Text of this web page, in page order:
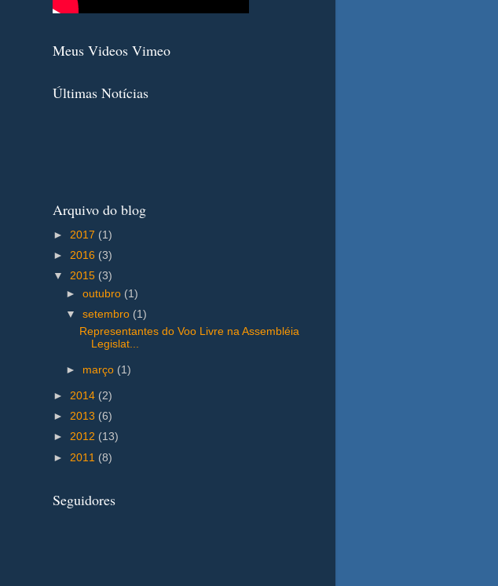
Meus Videos Vimeo
Últimas Notícias
Arquivo do blog
► 2017 (1)
► 2016 (3)
▼ 2015 (3)
►outubro (1)
▼setembro (1)
Representantes do Voo Livre na Assembléia
Legislat...
► março (1)
► 2014 (2)
► 2013 (6)
► 2012 (13)
► 2011 (8)
Seguidores